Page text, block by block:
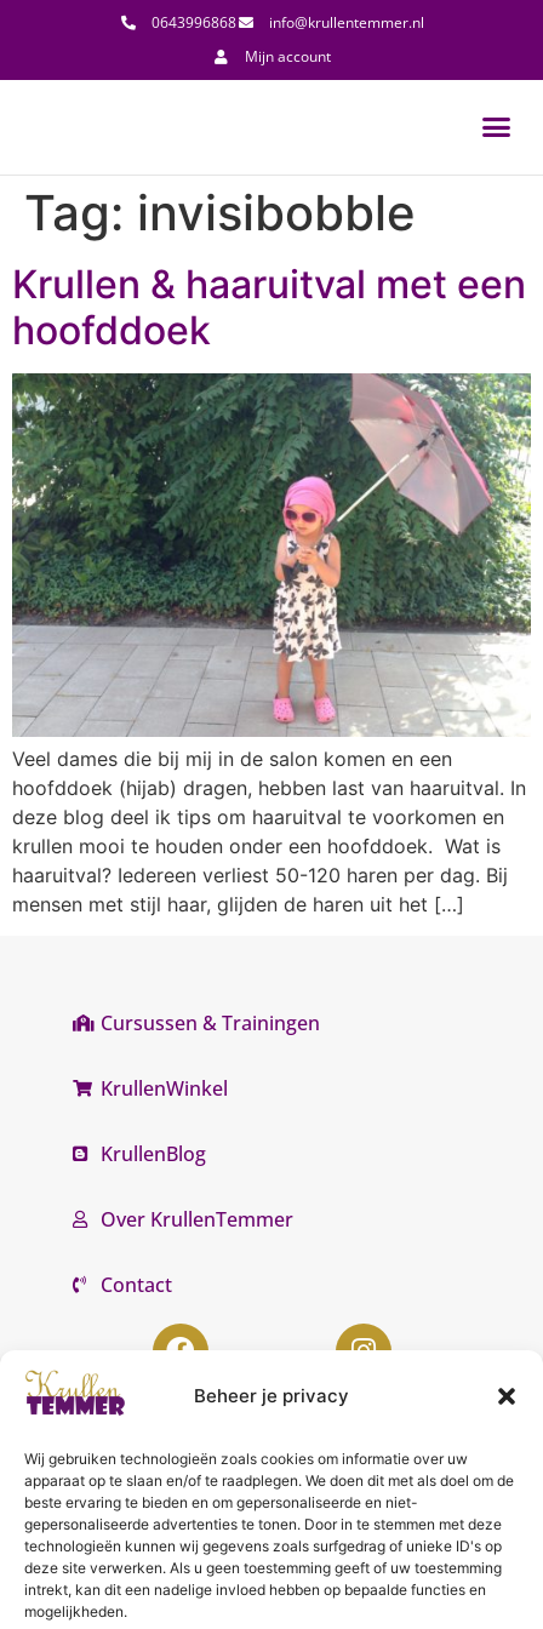
Beheer je privacy
Wij gebruiken technologieën zoals cookies om informatie over uw
apparaat op te slaan en/of te raadplegen. We doen dit met als doel om de
beste ervaring te bieden en om gepersonaliseerde en niet-
gepersonaliseerde advertenties te tonen. Door in te stemmen met deze
technologieën kunnen wij gegevens zoals surfgedrag of unieke ID's op
deze site verwerken. Als u geen toestemming geeft of uw toestemming
intrekt, kan dit een nadelige invloed hebben op bepaalde functies en
mogelijkheden.
0643996868
info@krullentemmer.nl
Mijn account
Tag: invisibobble
Krullen & haaruitval met een
hoofddoek
Veel dames die bij mij in de salon komen en een
hoofddoek (hijab) dragen, hebben last van haaruitval. In
deze blog deel ik tips om haaruitval te voorkomen en
krullen mooi te houden onder een hoofddoek. Wat is
haaruitval? Iedereen verliest 50-120 haren per dag. Bij
mensen met stijl haar, glijden de haren uit het […]
Cursussen & Trainingen
KrullenWinkel
KrullenBlog
Over KrullenTemmer
Contact
KrullenTemmer Lelystad
Punter 10 02
8242 DC Lelystad
0643996868